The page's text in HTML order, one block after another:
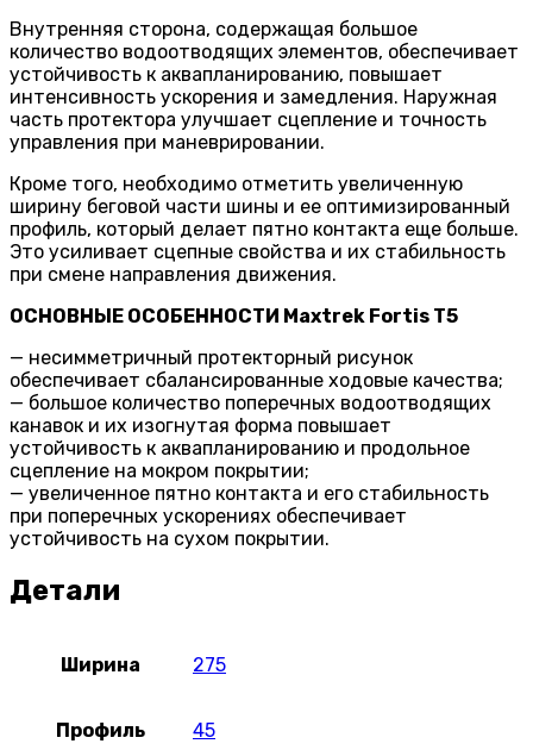
Внутренняя сторона, содержащая большое
количество водоотводящих элементов, обеспечивает
устойчивость к аквапланированию, повышает
интенсивность ускорения и замедления. Наружная
часть протектора улучшает сцепление и точность
управления при маневрировании.
Кроме того, необходимо отметить увеличенную
ширину беговой части шины и ее оптимизированный
профиль, который делает пятно контакта еще больше.
Это усиливает сцепные свойства и их стабильность
при смене направления движения.
ОСНОВНЫЕ ОСОБЕННОСТИ Maxtrek Fortis T5
— несимметричный протекторный рисунок
обеспечивает сбалансированные ходовые качества;
— большое количество поперечных водоотводящих
канавок и их изогнутая форма повышает
устойчивость к аквапланированию и продольное
сцепление на мокром покрытии;
— увеличенное пятно контакта и его стабильность
при поперечных ускорениях обеспечивает
устойчивость на сухом покрытии.
Детали
Ширина 275
Профиль 45